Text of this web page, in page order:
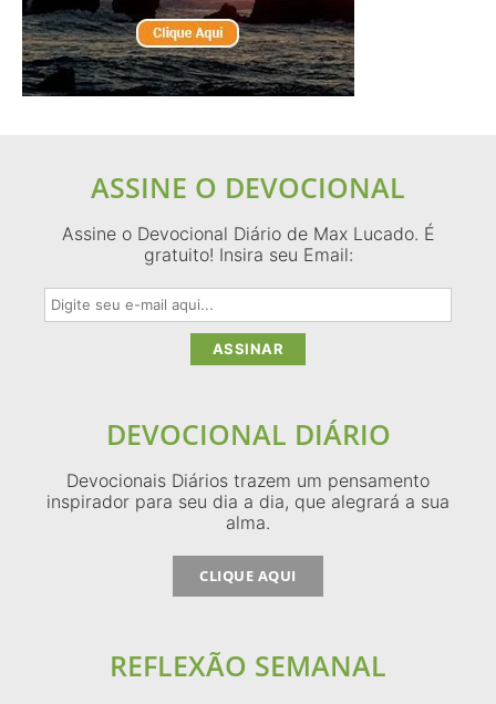
ASSINE O DEVOCIONAL
Assine o Devocional Diário de Max Lucado. É
gratuito! Insira seu Email:
DEVOCIONAL DIÁRIO
Devocionais Diários trazem um pensamento
inspirador para seu dia a dia, que alegrará a sua
alma.
CLIQUE AQUI
REFLEXÃO SEMANAL